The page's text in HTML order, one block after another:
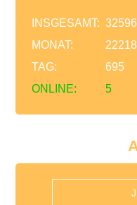
ONLINE: 5
INSGESAMT:
MONAT:
22218
TAG:
695